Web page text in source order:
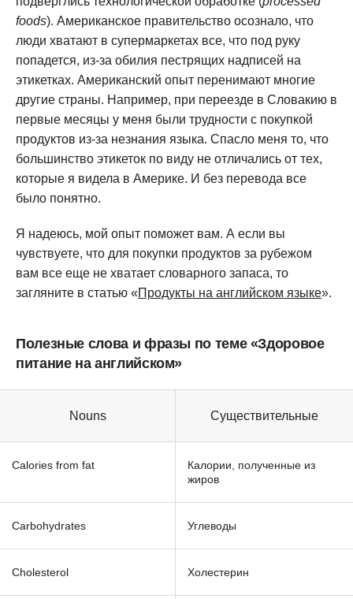
foods). Американское правительство осознало, что
люди хватают в супермаркетах все, что под руку
попадется, из-за обилия пестрящих надписей на
этикетках. Американский опыт перенимают многие
другие страны. Например, при переезде в Словакию в
первые месяцы у меня были трудности с покупкой
продуктов из-за незнания языка. Спасло меня то, что
большинство этикеток по виду не отличались от тех,
которые я видела в Америке. И без перевода все
было понятно.
Я надеюсь, мой опыт поможет вам. А если вы
чувствуете, что для покупки продуктов за рубежом
вам все еще не хватает словарного запаса, то
загляните в статью «Продукты на английском языке».
Полезные слова и фразы по теме «Здоровое
питание на английском»
Nouns Существительные
Calories from fat
Калории, полученные из
жиров
Carbohydrates Углеводы
Cholesterol Холестерин